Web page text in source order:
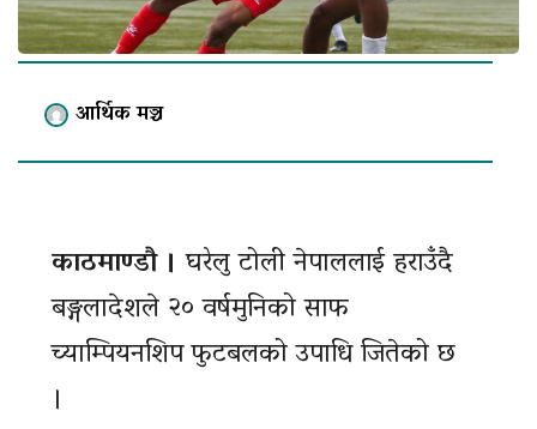
आर्थिक मञ्च
काठमाण्डौ । घरेलु टोली नेपाललाई हराउँदै
बङ्गलादेशले २० वर्षमुनिको साफ
च्याम्पियनशिप फुटबलको उपाधि जितेको छ
।